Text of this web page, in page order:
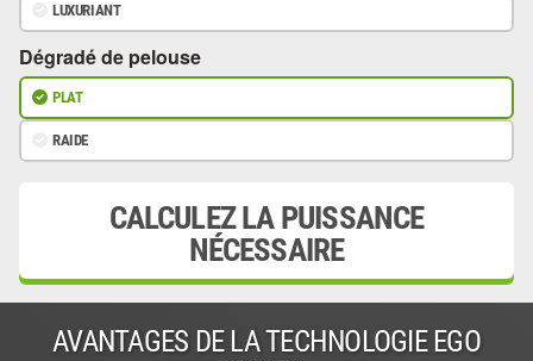
LUXURIANT
Dégradé de pelouse
PLAT
RAIDE
CALCULEZ LA PUISSANCE
NÉCESSAIRE
AVANTAGES DE LA TECHNOLOGIE EGO